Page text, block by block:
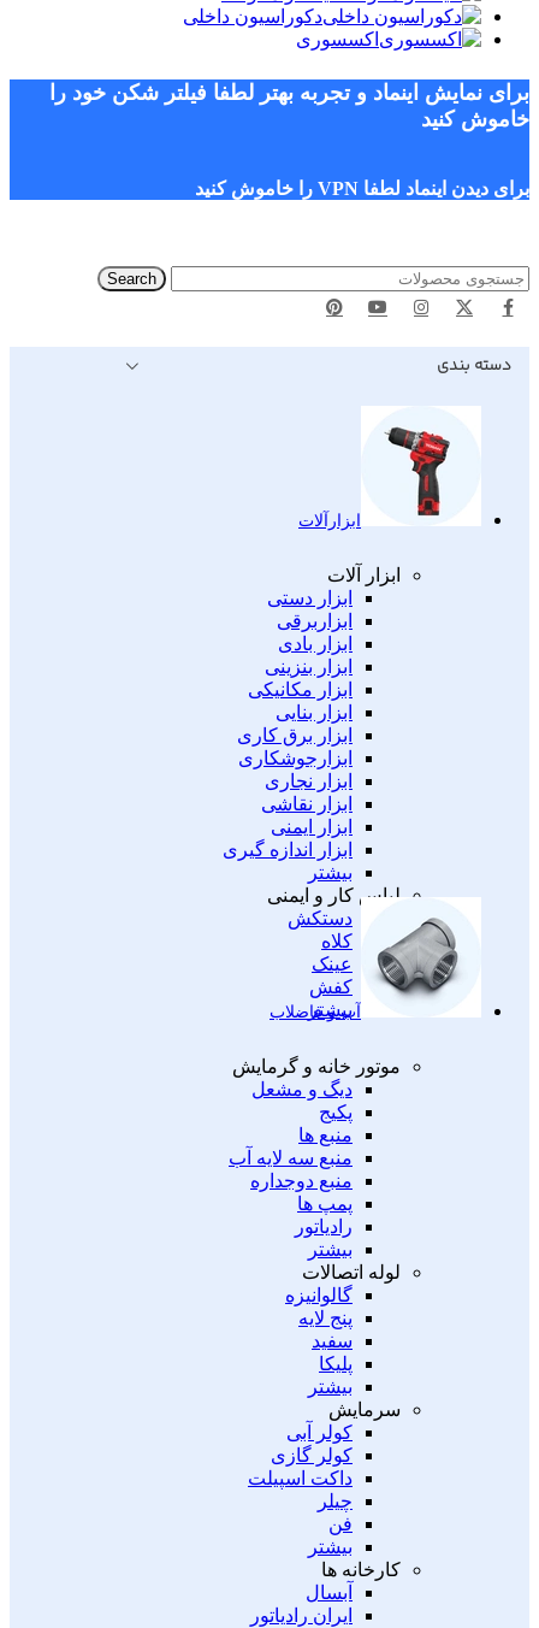
دکوراسیون داخلی
اکسسوری
برای نمایش اینماد و تجربه بهتر لطفا فیلتر شکن خود را
خاموش کنید
برای دیدن اینماد لطفا VPN را خاموش کنید
Search
دسته بندی
ابزارآلات
ابزار آلات
ابزار دستی
ابزاربرقی
ابزار بادی
ابزار بنزینی
ابزار مکانیکی
ابزار بنایی
ابزار برق کاری
ابزارجوشکاری
ابزار نجاری
ابزار نقاشی
ابزار ایمنی
ابزار اندازه گیری
بیشتر
لباس کار و ایمنی
دستکش
کلاه
عینک
کفش
بیشتر
آب و فاضلاب
موتور خانه و گرمایش
دیگ و مشعل
پکیج
منبع ها
منبع سه لایه آب
منبع دوجداره
پمپ ها
رادیاتور
بیشتر
لوله اتصالات
گالوانیزه
پنج لایه
سفید
پلیکا
بیشتر
سرمایش
کولر آبی
کولر گازی
داکت اسپیلت
چیلر
فن
بیشتر
کارخانه ها
آبسال
ایران رادیاتور